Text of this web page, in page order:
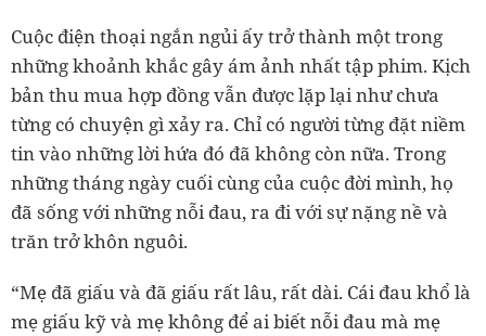
Cuộc điện thoại ngắn ngủi ấy trở thành một trong
những khoảnh khắc gây ám ảnh nhất tập phim. Kịch
bản thu mua hợp đồng vẫn được lặp lại như chưa
từng có chuyện gì xảy ra. Chỉ có người từng đặt niềm
tin vào những lời hứa đó đã không còn nữa. Trong
những tháng ngày cuối cùng của cuộc đời mình, họ
đã sống với những nỗi đau, ra đi với sự nặng nề và
trăn trở khôn nguôi.
“Mẹ đã giấu và đã giấu rất lâu, rất dài. Cái đau khổ là
mẹ giấu kỹ và mẹ không để ai biết nỗi đau mà mẹ